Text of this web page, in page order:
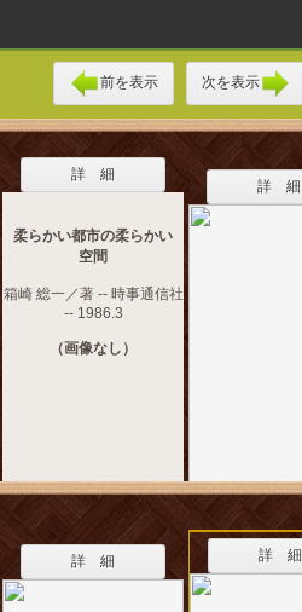
前を表示 次を表示
詳 細
柔らかい都市の柔らかい
空間
箱崎 総一／著 -- 時事通信社
-- 1986.3
（画像なし）
詳 細
詳 細 詳 細